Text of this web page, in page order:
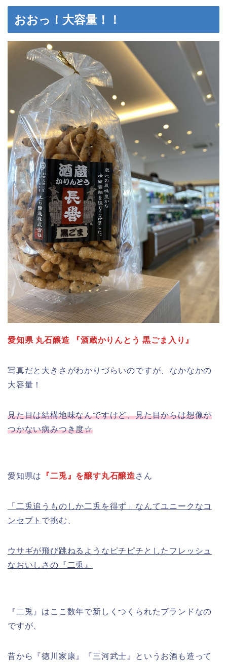
おおっ！大容量！！
愛知県 丸石醸造 『酒蔵かりんとう 黒ごま入り』
写真だと大きさがわかりづらいのですが、なかなかの
大容量！
見た目は結構地味なんですけど、見た目からは想像が
つかない病みつき度☆
愛知県は 『二兎』を醸す丸石醸造さん
「二兎追うものしか二兎を得ず」なんてユニークなコ
ンセプト で挑む、
ウサギが飛び跳ねるようなピチピチとしたフレッシュ
なおいしさの『二兎』
『二兎』はここ数年で新しくつくられたブランドなの
ですが、
昔から『徳川家康』『三河武士』というお酒も造って